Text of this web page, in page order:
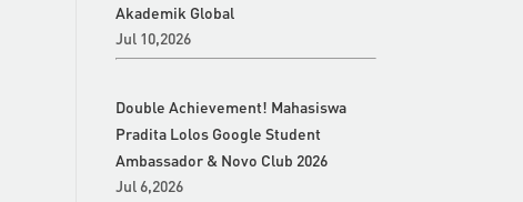
Akademik Global
Jul 10,2026
Double Achievement! Mahasiswa
Pradita Lolos Google Student
Ambassador & Novo Club 2026
Jul 6,2026